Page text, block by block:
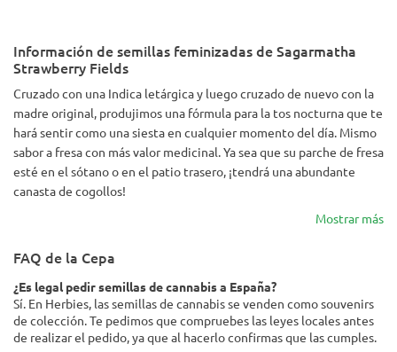
Información de semillas feminizadas de Sagarmatha
Strawberry Fields
Cruzado con una Indica letárgica y luego cruzado de nuevo con la
madre original, produjimos una fórmula para la tos nocturna que te
hará sentir como una siesta en cualquier momento del día. Mismo
sabor a fresa con más valor medicinal. Ya sea que su parche de fresa
esté en el sótano o en el patio trasero, ¡tendrá una abundante
canasta de cogollos!
Mostrar más
FAQ de la Cepa
¿Es legal pedir semillas de cannabis a España?
Sí. En Herbies, las semillas de cannabis se venden como souvenirs
de colección. Te pedimos que compruebes las leyes locales antes
de realizar el pedido, ya que al hacerlo confirmas que las cumples.